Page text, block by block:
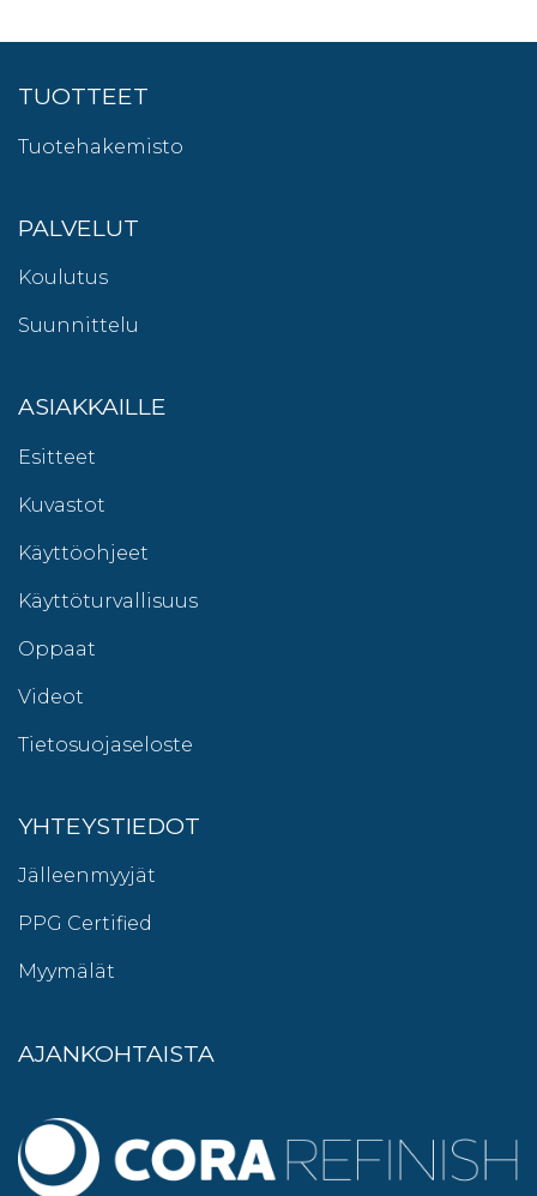
TUOTTEET
Tuotehakemisto
PALVELUT
Koulutus
Suunnittelu
ASIAKKAILLE
Esitteet
Kuvastot
Käyttöohjeet
Käyttöturvallisuus
Oppaat
Videot
Tietosuojaseloste
YHTEYSTIEDOT
Jälleenmyyjät
PPG Certified
Myymälät
AJANKOHTAISTA